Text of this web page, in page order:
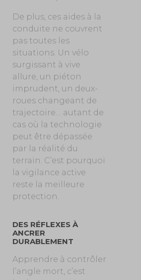
De plus, ces aides à la
conduite ne couvrent
pas toutes les
situations. Un vélo
surgissant à vive
allure, un piéton
imprudent, un deux-
roues changeant de
trajectoire… autant de
cas où la technologie
peut être dépassée
par la réalité du
terrain. C’est pourquoi
la vigilance active
reste la meilleure
protection.
DES RÉFLEXES À
ANCRER
DURABLEMENT
Apprendre à contrôler
l’angle mort, c’est